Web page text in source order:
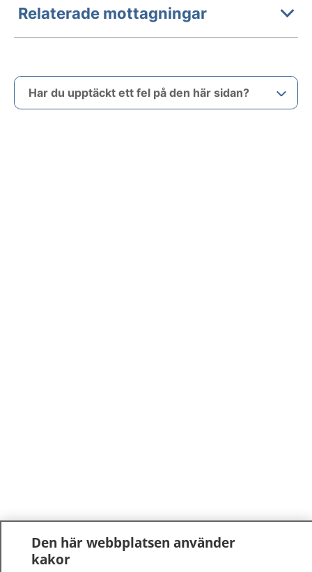
Relaterade mottagningar
Har du upptäckt ett fel på den här sidan?
Den här webbplatsen använder
kakor